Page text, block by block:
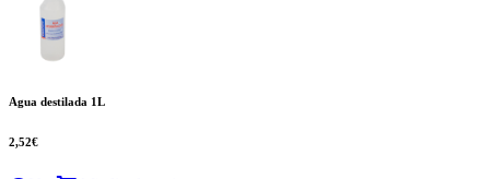
Agua destilada 1L
2,52€